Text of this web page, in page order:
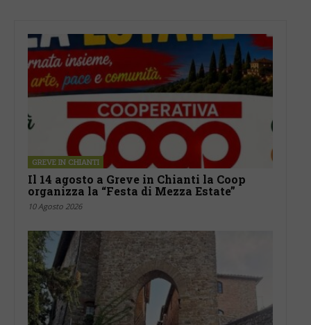
GREVE IN CHIANTI
Il 14 agosto a Greve in Chianti la Coop
organizza la “Festa di Mezza Estate”
10 Agosto 2026